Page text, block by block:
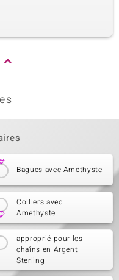
Bagues avec Améthyste
Colliers avec
Améthyste
approprié pour les
chaîns en Argent
Sterling